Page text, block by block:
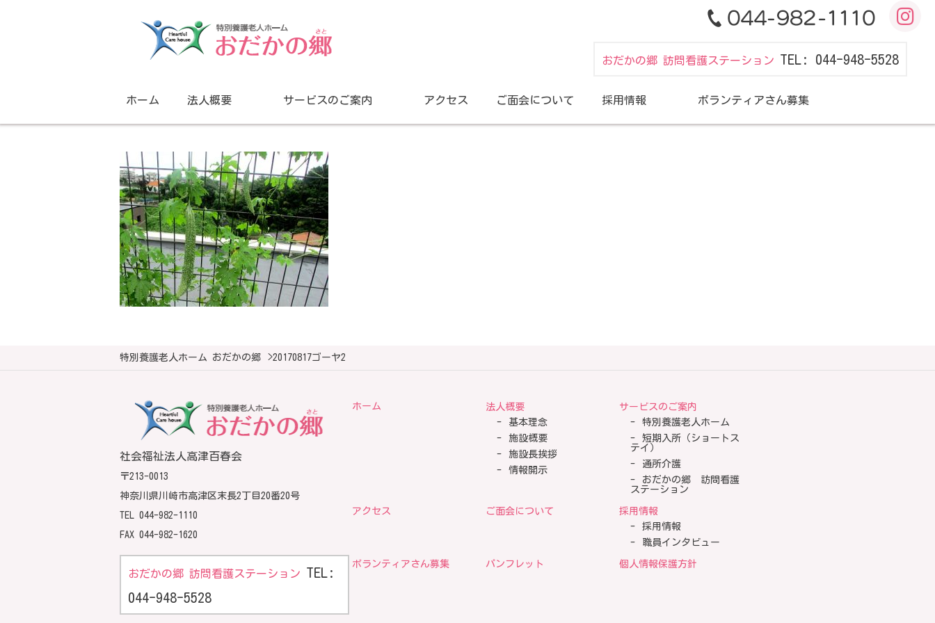
おだかの郷 訪問看護ステーション TEL: 044-948-5528
ホーム 法人概要 サービスのご案内 アクセス ご面会について 採用情報 ボランティアさん募集
特別養護老人ホーム おだかの郷 >20170817ゴーヤ2
社会福祉法人高津百春会
〒213-0013
神奈川県川崎市高津区末長2丁目20番20号
TEL 044-982-1110
FAX 044-982-1620
おだかの郷 訪問看護ステーション TEL:
044-948-5528
ホーム
法人概要
基本理念
施設概要
施設長挨拶
情報開示
サービスのご案内
特別養護老人ホーム
短期入所（ショートス
テイ）
通所介護
おだかの郷 訪問看護
ステーション
アクセス ご面会について
採用情報
採用情報
職員インタビュー
ボランティアさん募集 パンフレット 個人情報保護方針